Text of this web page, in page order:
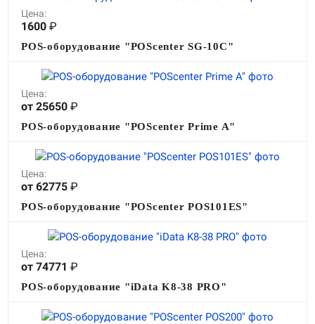
Цена:
1600 ₽
POS-оборудование "POScenter SG-10C"
Цена:
от 25650 ₽
POS-оборудование "POScenter Prime A"
Цена:
от 62775 ₽
POS-оборудование "POScenter POS101ES"
Цена:
от 74771 ₽
POS-оборудование "iData K8-38 PRO"